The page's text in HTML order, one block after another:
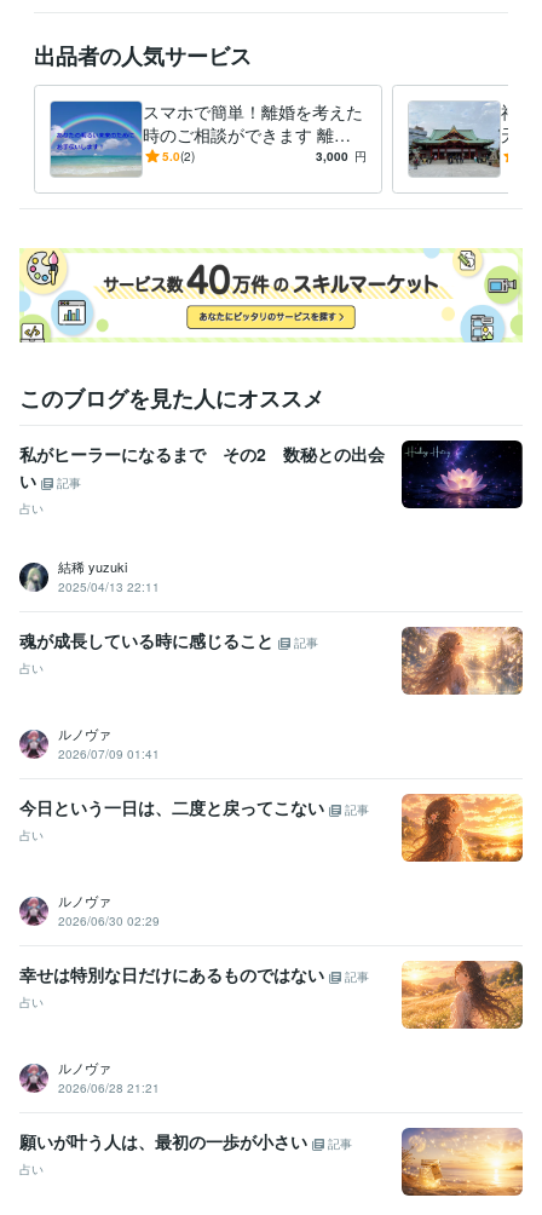
出品者の人気サービス
スマホで簡単！離婚を考えた
時のご相談ができます 離婚
裁判まで行った経験者が、丁
5.0(2) 3,000 円
神田
天神
業、
す。
このブログを見た人にオススメ
私がヒーラーになるまで その2 数秘との出会
い
記事
占い
結稀 yuzuki
2025/04/13 22:11
魂が成長している時に感じること
記事
占い
ルノヴァ
2026/07/09 01:41
今日という一日は、二度と戻ってこない
記事
占い
ルノヴァ
2026/06/30 02:29
幸せは特別な日だけにあるものではない
記事
占い
ルノヴァ
2026/06/28 21:21
願いが叶う人は、最初の一歩が小さい
記事
占い